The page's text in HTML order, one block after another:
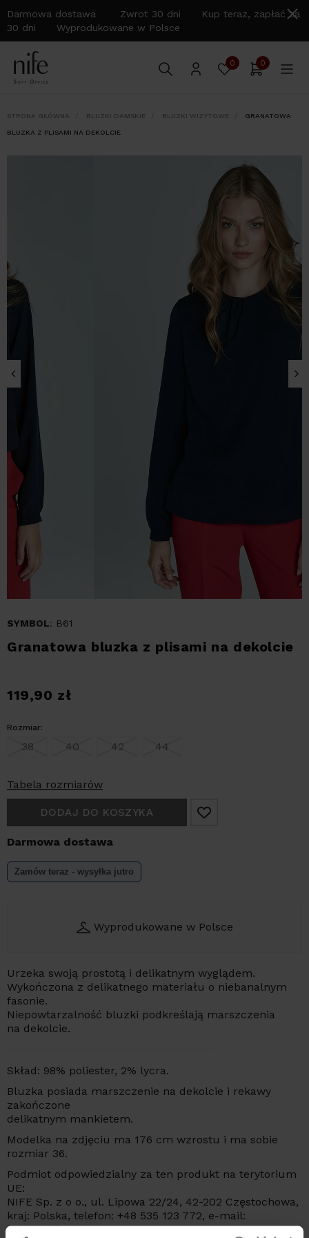
Darmowa dostawa Zwrot 30 dni Kup teraz, zapłać za
30 dni Wyprodukowane w Polsce
0 0
STRONA GŁÓWNA BLUZKI DAMSKIE BLUZKI WIZYTOWE GRANATOWA
BLUZKA Z PLISAMI NA DEKOLCIE
SYMBOL: B61
Granatowa bluzka z plisami na dekolcie
119,90 zł
Rozmiar:
38 40 42 44
Tabela rozmiarów
DODAJ DO KOSZYKA
Darmowa dostawa
Zamów teraz - wysyłka jutro
Wyprodukowane w Polsce
Urzeka swoją prostotą i delikatnym wyglądem.
Wykończona z delikatnego materiału o niebanalnym
fasonie.
Niepowtarzalność bluzki podkreślają marszczenia
na dekolcie.
Skład: 98% poliester, 2% lycra.
Bluzka posiada marszczenie na dekolcie i rekawy
zakończone
delikatnym mankietem.
Modelka na zdjęciu ma 176 cm wzrostu i ma sobie
rozmiar 36.
Podmiot odpowiedzialny za ten produkt na terytorium
UE:
NIFE Sp. z o o., ul. Lipowa 22/24, 42-202 Częstochowa,
kraj: Polska, telefon: +48 535 123 772, e-mail:
sklep@nife.pl